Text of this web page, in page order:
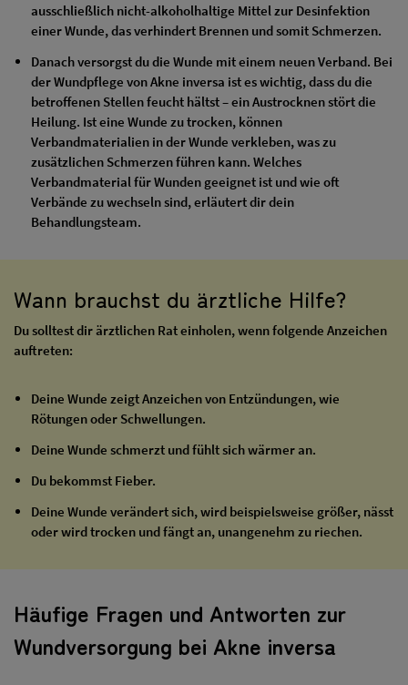
ausschließlich nicht-alkoholhaltige Mittel zur Desinfektion
einer Wunde, das verhindert Brennen und somit Schmerzen.
Danach versorgst du die Wunde mit einem neuen Verband. Bei
der Wundpflege von Akne inversa ist es wichtig, dass du die
betroffenen Stellen feucht hältst – ein Austrocknen stört die
Heilung. Ist eine Wunde zu trocken, können
Verbandmaterialien in der Wunde verkleben, was zu
zusätzlichen Schmerzen führen kann. Welches
Verbandmaterial für Wunden geeignet ist und wie oft
Verbände zu wechseln sind, erläutert dir dein
Behandlungsteam.
Wann brauchst du ärztliche Hilfe?
Du solltest dir ärztlichen Rat einholen, wenn folgende Anzeichen
auftreten:
Deine Wunde zeigt Anzeichen von Entzündungen, wie
Rötungen oder Schwellungen.
Deine Wunde schmerzt und fühlt sich wärmer an.
Du bekommst Fieber.
Deine Wunde verändert sich, wird beispielsweise größer, nässt
oder wird trocken und fängt an, unangenehm zu riechen.
Häufige Fragen und Antworten zur
Wundversorgung bei Akne inversa